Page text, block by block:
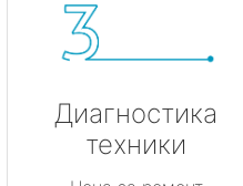
Диагностика
техники